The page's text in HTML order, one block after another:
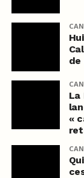
de
La
«